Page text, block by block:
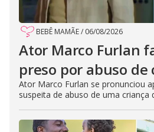
BEBÊ MAMÃE/ 06/08/2026
Ator Marco Furlan
preso por abuso de
Ator Marco Furlan se pronunciou
suspeita de abuso de uma criança